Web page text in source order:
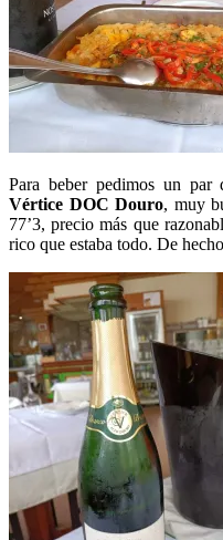
Para beber pedimos un par
Vértice DOC Douro, muy
77’3, precio más que
rico que estaba todo. De